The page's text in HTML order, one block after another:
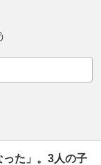
った」。3人の子